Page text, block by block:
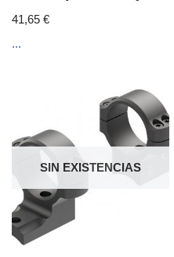
41,65 €
...
SIN EXISTENCIAS